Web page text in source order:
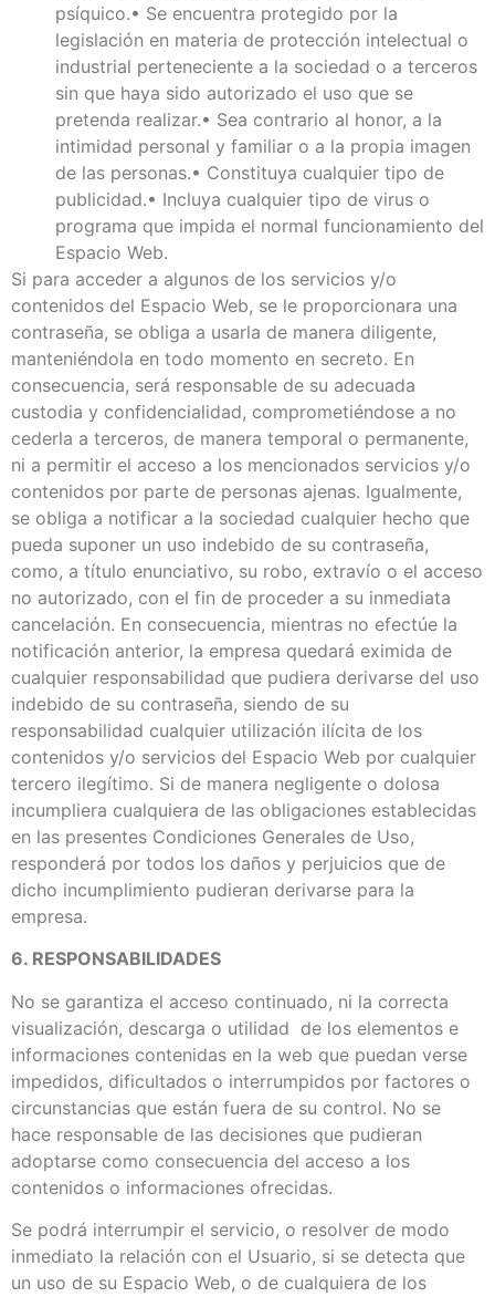
psíquico.• Se encuentra protegido por la
legislación en materia de protección intelectual o
industrial perteneciente a la sociedad o a terceros
sin que haya sido autorizado el uso que se
pretenda realizar.• Sea contrario al honor, a la
intimidad personal y familiar o a la propia imagen
de las personas.• Constituya cualquier tipo de
publicidad.• Incluya cualquier tipo de virus o
programa que impida el normal funcionamiento del
Espacio Web.
Si para acceder a algunos de los servicios y/o
contenidos del Espacio Web, se le proporcionara una
contraseña, se obliga a usarla de manera diligente,
manteniéndola en todo momento en secreto. En
consecuencia, será responsable de su adecuada
custodia y confidencialidad, comprometiéndose a no
cederla a terceros, de manera temporal o permanente,
ni a permitir el acceso a los mencionados servicios y/o
contenidos por parte de personas ajenas. Igualmente,
se obliga a notificar a la sociedad cualquier hecho que
pueda suponer un uso indebido de su contraseña,
como, a título enunciativo, su robo, extravío o el acceso
no autorizado, con el fin de proceder a su inmediata
cancelación. En consecuencia, mientras no efectúe la
notificación anterior, la empresa quedará eximida de
cualquier responsabilidad que pudiera derivarse del uso
indebido de su contraseña, siendo de su
responsabilidad cualquier utilización ilícita de los
contenidos y/o servicios del Espacio Web por cualquier
tercero ilegítimo. Si de manera negligente o dolosa
incumpliera cualquiera de las obligaciones establecidas
en las presentes Condiciones Generales de Uso,
responderá por todos los daños y perjuicios que de
dicho incumplimiento pudieran derivarse para la
empresa.
6. RESPONSABILIDADES
No se garantiza el acceso continuado, ni la correcta
visualización, descarga o utilidad de los elementos e
informaciones contenidas en la web que puedan verse
impedidos, dificultados o interrumpidos por factores o
circunstancias que están fuera de su control. No se
hace responsable de las decisiones que pudieran
adoptarse como consecuencia del acceso a los
contenidos o informaciones ofrecidas.
Se podrá interrumpir el servicio, o resolver de modo
inmediato la relación con el Usuario, si se detecta que
un uso de su Espacio Web, o de cualquiera de los